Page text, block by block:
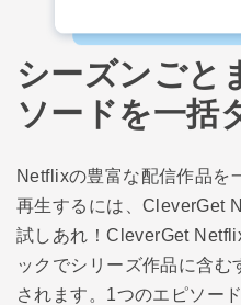
シーズンごと
ソードを一括
Netflixの豊富な配信作品を
再生するには、CleverGet
試しあれ！CleverGet
ックでシリーズ作品に含む
されます。1つのエピソー